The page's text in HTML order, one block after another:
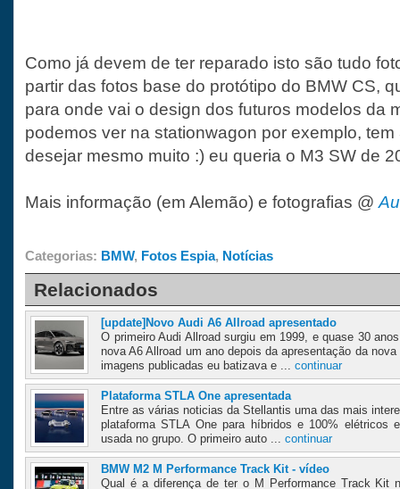
Como já devem de ter reparado isto são tudo
partir das fotos base do protótipo do BMW CS,
para onde vai o design dos futuros modelos da
podemos ver na stationwagon por exemplo,
desejar mesmo muito :) eu queria o M3 SW de
Mais informação (em Alemão) e fotografias @
Categorias: BMW, Fotos Espia, Notícias
Relacionados
[update]Novo Audi A6 Allroad apresentado
O primeiro Audi Allroad surgiu em 1999, e quase 30
nova A6 Allroad um ano depois da apresentação da
imagens publicadas eu batizava e ... continuar
Plataforma STLA One apresentada
Entre as várias noticias da Stellantis uma das mais
plataforma STLA One para híbridos e 100% elétricos
usada no grupo. O primeiro auto ... continuar
BMW M2 M Performance Track Kit - vídeo
Qual é a diferença de ter o M Performance Track Kit